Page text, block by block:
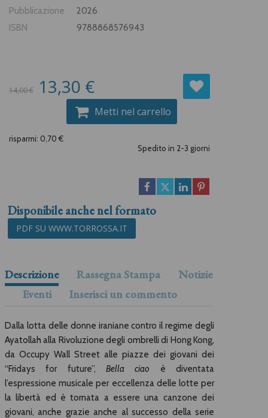
Pubblicazione
2026
ISBN
9788868576943
14,00 € 13,30 €
Metti nel carrello
risparmi: 0,70 €
Spedito in 2-3 giorni
Disponibile anche nel formato
PDF SU WWW.TORROSSA.IT
Descrizione Rassegna Stampa
Notizie
Eventi
Inserisci un commento
Dalla lotta delle donne iraniane contro il regime degli
Ayatollah alla Rivoluzione degli ombrelli di Hong Kong,
da Occupy Wall Street alle piazze dei giovani dei
“Fridays for future”, Bella ciao è diventata
l’espressione musicale per eccellenza delle lotte per
la libertà ed è tornata a essere una canzone dei
giovani, anche grazie anche al successo della serie